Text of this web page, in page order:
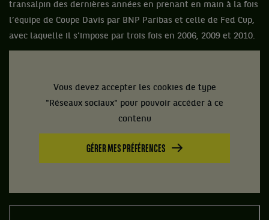
transalpin des dernières années en prenant en main à la fois
l’équipe de Coupe Davis par BNP Paribas et celle de Fed Cup,
avec laquelle il s’impose par trois fois en 2006, 2009 et 2010.
Vous devez accepter les cookies de type
"Réseaux sociaux" pour pouvoir accéder à ce
contenu
GÉRER MES PRÉFÉRENCES